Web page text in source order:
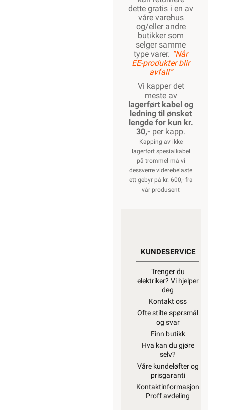
installasjonsrør pn-ix
ipipe k-rør
k-rør 16mm
k-rør med kabel
pn-ix kabel 3g2,5
rpp rør kabel
trekkerør kabel
Vi er etter
Forskrift om
elektrisk utstyr
§ 21 pliktig til å
informere våre
forbrukere at
av en
registrert
installasjonsvirksomhet
Unntatt er
elektrisk
materiell som
utelukkende er
ment for bruk i
faste
teleinstallasjoner,
og elektrisk
materiell som
forbruker selv
lovlig kan
installere.
Ønsker du mer
informasjon, se